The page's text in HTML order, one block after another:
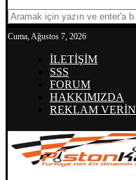
Cuma, Ağustos 7, 2026
İLETİŞİM
SSS
FORUM
HAKKIMIZDA
REKLAM VERİN